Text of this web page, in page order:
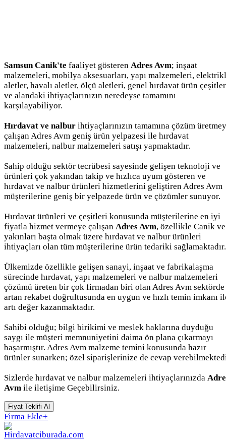
Samsun Canik'te faaliyet gösteren Adres Avm; inşaat
malzemeleri, mobilya aksesuarları, yapı malzemeleri,
aletler, havalı aletler, ölçü aletleri, genel hırdavat ürün
ve alandaki ihtiyaçlarınızın neredeyse tamamını
karşılayabiliyor.
Hırdavat ve nalbur ihtiyaçlarınızın tamamına çözüm
çalışan Adres Avm geniş ürün yelpazesi ile hırdavat
malzemeleri, nalbur malzemeleri satışı yapmaktadır.
Sahip olduğu sektör tecrübesi sayesinde gelişen teknoloji ve
ürünleri çok yakından takip ve hızlıca uyum gösteren ve
hırdavat ve nalbur ürünleri hizmetlerini geliştiren Adres Avm
müşterilerine geniş bir yelpazede ürün ve çözümler sunuyor.
Hırdavat ürünleri ve çeşitleri konusunda müşterilerine en iyi
fiyatla hizmet vermeye çalışan Adres Avm, özellikle Canik ve
yakınları başta olmak üzere hırdavat ve nalbur ürünleri
ihtiyaçları olan tüm müşterilerine ürün tedariki sağlamaktadır.
Ülkemizde özellikle gelişen sanayi, inşaat ve fabrikalaşma
sürecinde hırdavat, yapı malzemeleri ve nalbur malzemeleri
çözümü üreten bir çok firmadan biri olan Adres Avm sektörde
artan rekabet doğrultusunda en uygun ve hızlı temin imkanı
artı değer kazanmaktadır.
Sahibi olduğu; bilgi birikimi ve meslek haklarına duyduğu
saygı ile müşteri memnuniyetini daima ön plana çıkarmayı
başarmıştır. Adres Avm malzeme temini konusunda hazır
ürünler sunarken; özel siparişlerinize de cevap
Sizlerde hırdavat ve nalbur malzemeleri ihtiyaçlarınızda
Avm ile iletişime Geçebilirsiniz.
Fiyat Teklifi Al
Firma Ekle+